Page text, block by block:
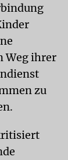
Weg ihrer
zu